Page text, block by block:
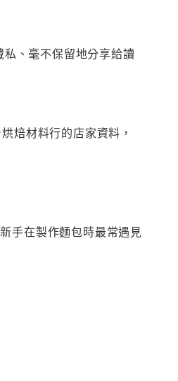
、毫不保留地分享給讀
焙材料行的店家資料，
手在製作麵包時最常遇見